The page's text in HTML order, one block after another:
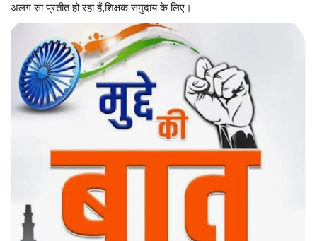
खेल सरोकार
यात्री सरोकार
कर्मचारी सरोकार
साहित्य सरोकार
सेहत सरोकार
सामाजिक सरोकार
अलग सा प्रतीत हो रहा हैं,शिक्षक समुदाय के लिए।